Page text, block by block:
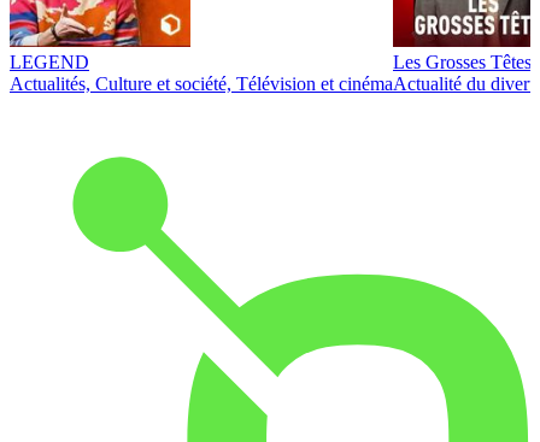
LEGEND
Actualités, Culture et société, Télévision et cinéma
Les Grosses Têtes
Actualité du